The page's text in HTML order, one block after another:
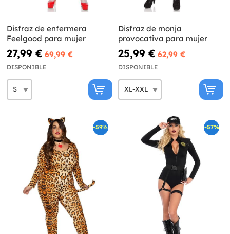
Disfraz de enfermera
Feelgood para mujer
27,99 € 69,99 €
DISPONIBLE
Disfraz de monja
provocativa para mujer
25,99 € 62,99 €
DISPONIBLE
-59% -57%